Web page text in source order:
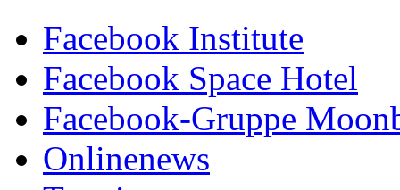
Facebook Institute
Facebook Space Hotel
Facebook-Gruppe
Onlinenews